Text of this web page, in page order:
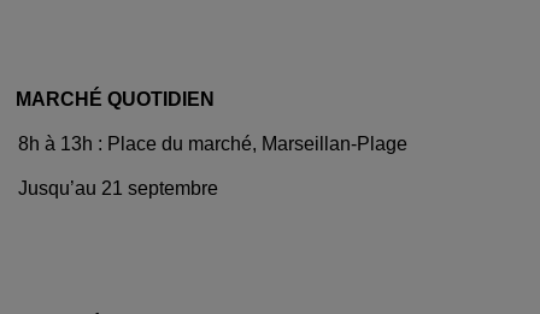
MARCHÉ QUOTIDIEN
8h à 13h : Place du marché, Marseillan-Plage
Jusqu’au 21 septembre